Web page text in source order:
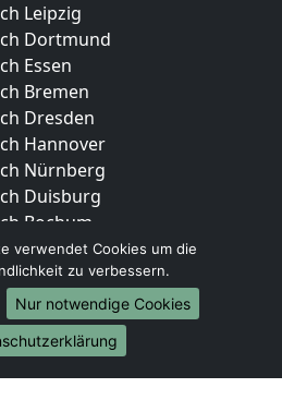
Leipzig
Dortmund
Essen
Bremen
Dresden
Hannover
Nürnberg
Duisburg
Bochum
Wuppertal
Bielefeld
Bonn
Münster
verwendet Cookies um die
zu verbessern.
Nur notwendige Cookies